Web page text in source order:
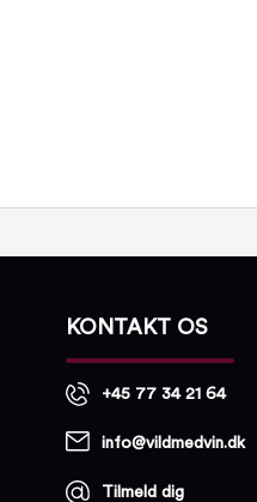
KONTAKT OS
+45 77 34 21 64
info@vildmedvin.dk
Tilmeld dig